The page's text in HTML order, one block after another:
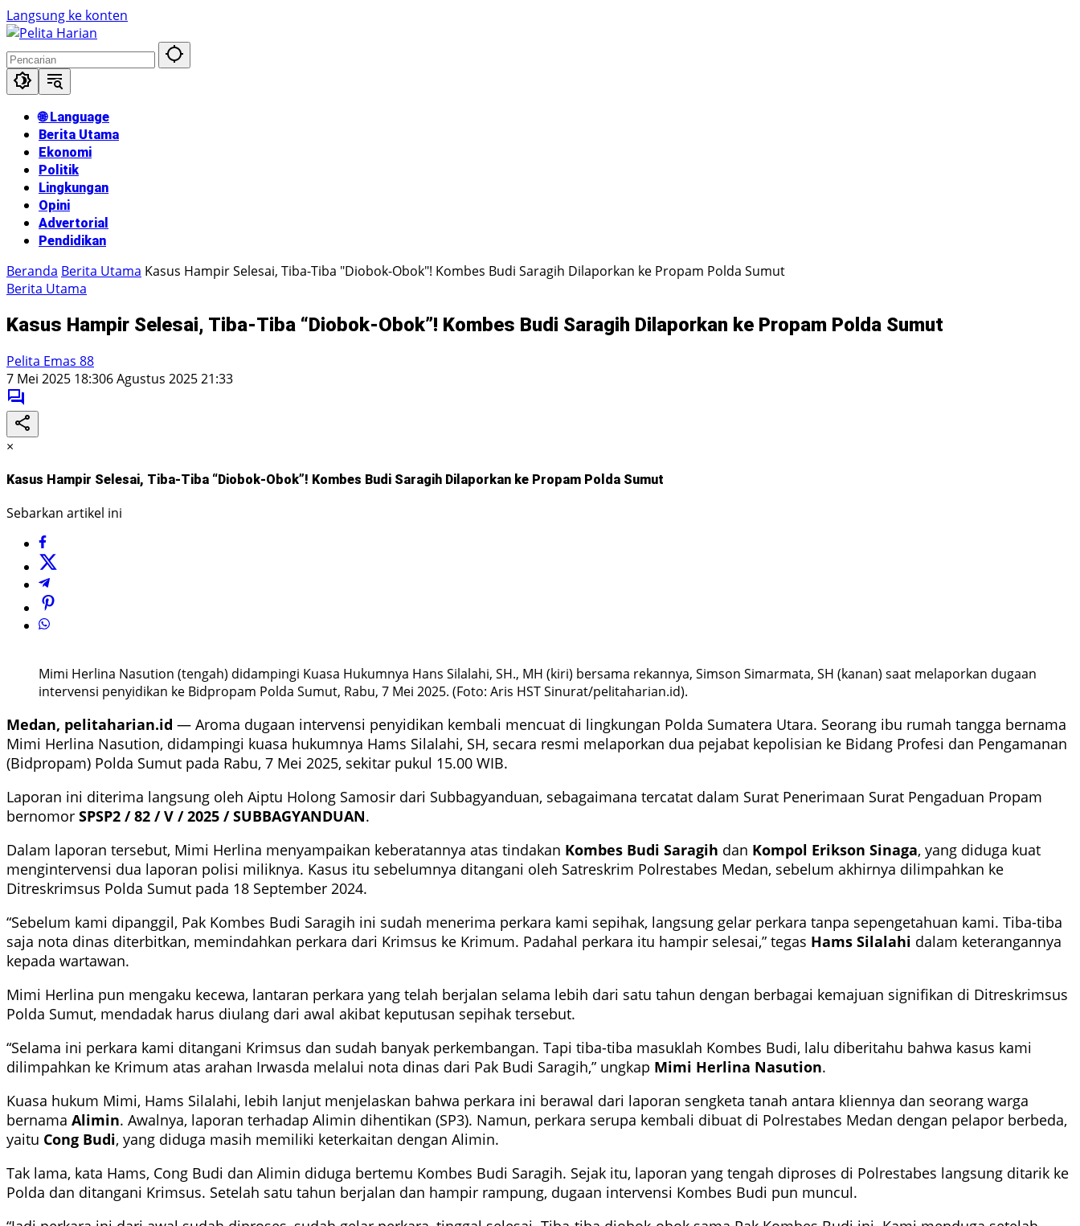
Langsung ke konten
🌐 Language
Berita Utama
Ekonomi
Politik
Lingkungan
Opini
Advertorial
Pendidikan
Beranda Berita Utama Kasus Hampir Selesai, Tiba-Tiba "Diobok-Obok"! Kombes Budi Saragih Dilaporkan ke Propam Polda Sumut
Berita Utama
Kasus Hampir Selesai, Tiba-Tiba “Diobok-Obok”! Kombes Budi Saragih Dilaporkan ke Propam Polda Sumut
Pelita Emas 88
7 Mei 2025 18:306 Agustus 2025 21:33
×
Kasus Hampir Selesai, Tiba-Tiba “Diobok-Obok”! Kombes Budi Saragih Dilaporkan ke Propam Polda Sumut
Sebarkan artikel ini
Mimi Herlina Nasution (tengah) didampingi Kuasa Hukumnya Hans Silalahi, SH., MH (kiri) bersama rekannya, Simson Simarmata, SH (kanan) saat melaporkan dugaan
intervensi penyidikan ke Bidpropam Polda Sumut, Rabu, 7 Mei 2025. (Foto: Aris HST Sinurat/pelitaharian.id).
Medan, pelitaharian.id — Aroma dugaan intervensi penyidikan kembali mencuat di lingkungan Polda Sumatera Utara. Seorang ibu rumah tangga bernama
Mimi Herlina Nasution, didampingi kuasa hukumnya Hams Silalahi, SH, secara resmi melaporkan dua pejabat kepolisian ke Bidang Profesi dan Pengamanan
(Bidpropam) Polda Sumut pada Rabu, 7 Mei 2025, sekitar pukul 15.00 WIB.
Laporan ini diterima langsung oleh Aiptu Holong Samosir dari Subbagyanduan, sebagaimana tercatat dalam Surat Penerimaan Surat Pengaduan Propam
bernomor SPSP2 / 82 / V / 2025 / SUBBAGYANDUAN.
Dalam laporan tersebut, Mimi Herlina menyampaikan keberatannya atas tindakan Kombes Budi Saragih dan Kompol Erikson Sinaga, yang diduga kuat
mengintervensi dua laporan polisi miliknya. Kasus itu sebelumnya ditangani oleh Satreskrim Polrestabes Medan, sebelum akhirnya dilimpahkan ke
Ditreskrimsus Polda Sumut pada 18 September 2024.
“Sebelum kami dipanggil, Pak Kombes Budi Saragih ini sudah menerima perkara kami sepihak, langsung gelar perkara tanpa sepengetahuan kami. Tiba-tiba
saja nota dinas diterbitkan, memindahkan perkara dari Krimsus ke Krimum. Padahal perkara itu hampir selesai,” tegas Hams Silalahi dalam keterangannya
kepada wartawan.
Mimi Herlina pun mengaku kecewa, lantaran perkara yang telah berjalan selama lebih dari satu tahun dengan berbagai kemajuan signifikan di Ditreskrimsus
Polda Sumut, mendadak harus diulang dari awal akibat keputusan sepihak tersebut.
“Selama ini perkara kami ditangani Krimsus dan sudah banyak perkembangan. Tapi tiba-tiba masuklah Kombes Budi, lalu diberitahu bahwa kasus kami
dilimpahkan ke Krimum atas arahan Irwasda melalui nota dinas dari Pak Budi Saragih,” ungkap Mimi Herlina Nasution.
Kuasa hukum Mimi, Hams Silalahi, lebih lanjut menjelaskan bahwa perkara ini berawal dari laporan sengketa tanah antara kliennya dan seorang warga
bernama Alimin. Awalnya, laporan terhadap Alimin dihentikan (SP3). Namun, perkara serupa kembali dibuat di Polrestabes Medan dengan pelapor berbeda,
yaitu Cong Budi, yang diduga masih memiliki keterkaitan dengan Alimin.
Tak lama, kata Hams, Cong Budi dan Alimin diduga bertemu Kombes Budi Saragih. Sejak itu, laporan yang tengah diproses di Polrestabes langsung ditarik ke
Polda dan ditangani Krimsus. Setelah satu tahun berjalan dan hampir rampung, dugaan intervensi Kombes Budi pun muncul.